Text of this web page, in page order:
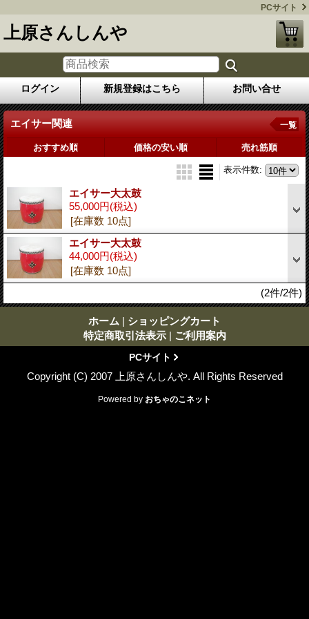
PCサイト
上原さんしんや
ログイン 新規登録はこちら お問い合せ
エイサー関連 一覧
おすすめ順 価格の安い順 売れ筋順
表示件数:
エイサー大太鼓
55,000円(税込)
[在庫数 10点]
エイサー大太鼓
44,000円(税込)
[在庫数 10点]
(2件/2件)
ホーム | ショッピングカート
特定商取引法表示 | ご利用案内
PCサイト
Copyright (C) 2007 上原さんしんや. All Rights Reserved
Powered by おちゃのこネット